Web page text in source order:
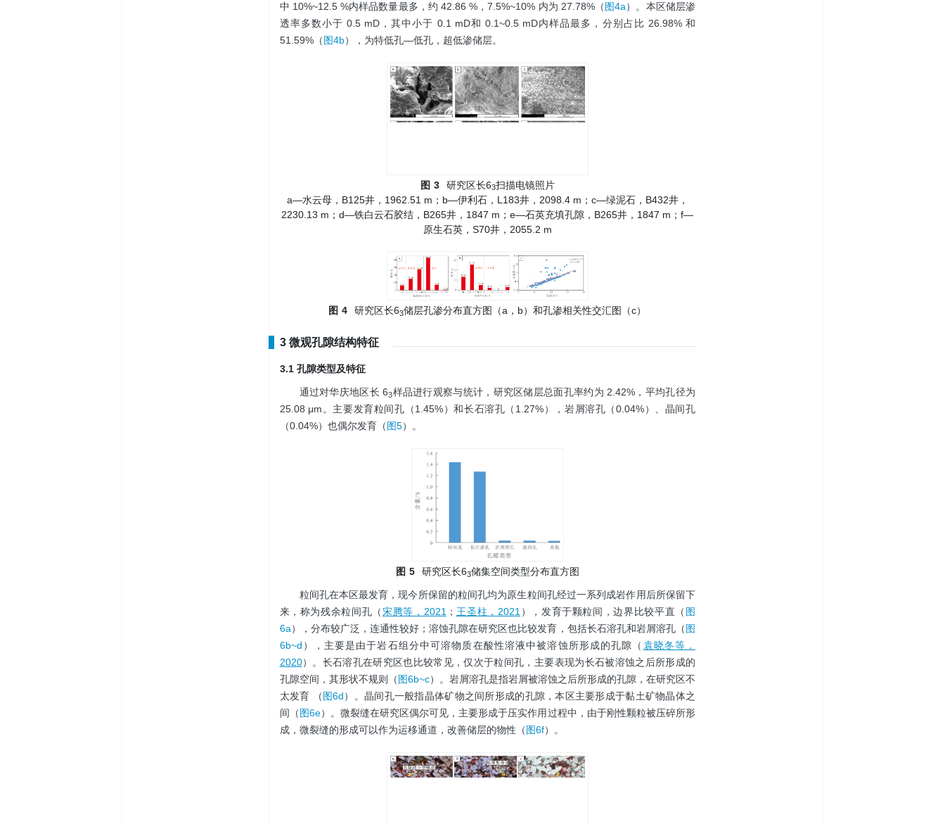
中 10%~12.5 %内样品数量最多，约 42.86 %，7.5%~10% 内为 27.78%（图4a）。本区储层渗
透率多数小于 0.5 mD，其中小于 0.1 mD和 0.1~0.5 mD内样品最多，分别占比 26.98% 和
51.59%（图4b），为特低孔—低孔，超低渗储层。
图 3 研究区长63扫描电镜照片
a—水云母，B125井，1962.51 m；b—伊利石，L183井，2098.4 m；c—绿泥石，B432井，
2230.13 m；d—铁白云石胶结，B265井，1847 m；e—石英充填孔隙，B265井，1847 m；f—
原生石英，S70井，2055.2 m
图 4 研究区长63储层孔渗分布直方图（a，b）和孔渗相关性交汇图（c）
3 微观孔隙结构特征
3.1 孔隙类型及特征
通过对华庆地区长 63样品进行观察与统计，研究区储层总面孔率约为 2.42%，平均孔径为
25.08 μm。主要发育粒间孔（1.45%）和长石溶孔（1.27%），岩屑溶孔（0.04%）、晶间孔
（0.04%）也偶尔发育（图5）。
图 5 研究区长63储集空间类型分布直方图
粒间孔在本区最发育，现今所保留的粒间孔均为原生粒间孔经过一系列成岩作用后所保留下
来，称为残余粒间孔（宋腾等，2021； 王圣柱，2021），发育于颗粒间，边界比较平直（ 图
6a），分布较广泛，连通性较好；溶蚀孔隙在研究区也比较发育，包括长石溶孔和岩屑溶孔（图
6b~d ），主要是由于岩石组分中可溶物质在酸性溶液中被溶蚀所形成的孔隙（ 袁晓冬等，
2020）。长石溶孔在研究区也比较常见，仅次于粒间孔，主要表现为长石被溶蚀之后所形成的
孔隙空间，其形状不规则（图6b~c）。岩屑溶孔是指岩屑被溶蚀之后所形成的孔隙，在研究区不
太发育 （图6d）。晶间孔一般指晶体矿物之间所形成的孔隙，本区主要形成于黏土矿物晶体之
间（图6e）。微裂缝在研究区偶尔可见，主要形成于压实作用过程中，由于刚性颗粒被压碎所形
成，微裂缝的形成可以作为运移通道，改善储层的物性（图6f）。